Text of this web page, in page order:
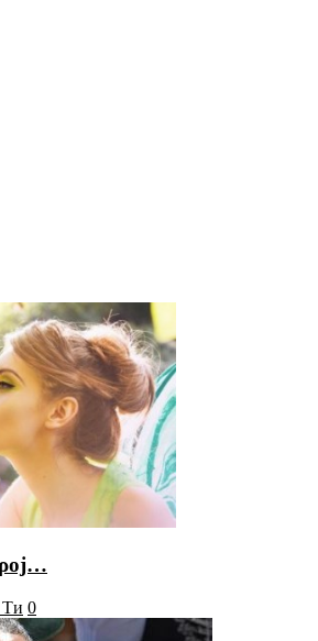
Ти 0